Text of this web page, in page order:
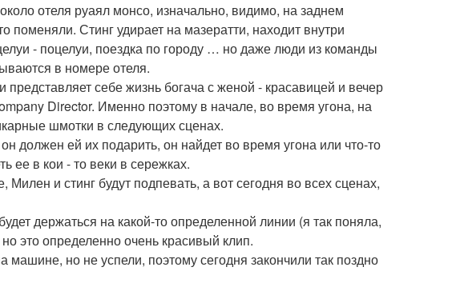
отеля руаял монсо, изначально, видимо, на заднем
Стинг удирает на мазератти, находит внутри
- поцелуи, поездка по городу … но даже люди из команды
в номере отеля.
себе жизнь богача с женой - красавицей и вечер
Director. Именно поэтому в начале, во время угона, на
шмотки в следующих сценах.
должен ей их подарить, он найдет во время угона или что-то
ее в кои - то веки в сережках.
и стинг будут подпевать, а вот сегодня во всех сценах,
держаться на какой-то определенной линии (я так поняла,
это определенно очень красивый клип.
но не успели, поэтому сегодня закончили так поздно